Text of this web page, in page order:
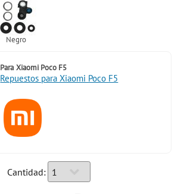
Para Xiaomi Poco F5
Repuestos para Xiaomi Poco F5
Cantidad: